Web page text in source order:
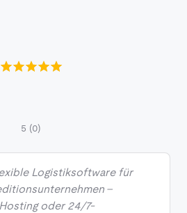
5 (0)
Logistiksoftware für
–
oder 24/7-